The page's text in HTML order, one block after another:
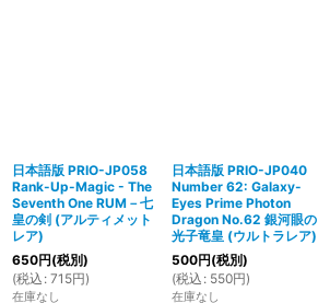
日本語版 PRIO-JP058
Rank-Up-Magic - The
Seventh One RUM－七
皇の剣 (アルティメット
レア)
650円(税別)
(税込 : 715円)
在庫なし
日本語版 PRIO-JP040
Number 62: Galaxy-
Eyes Prime Photon
Dragon No.62 銀河眼の
光子竜皇 (ウルトラレア)
500円(税別)
(税込 : 550円)
在庫なし